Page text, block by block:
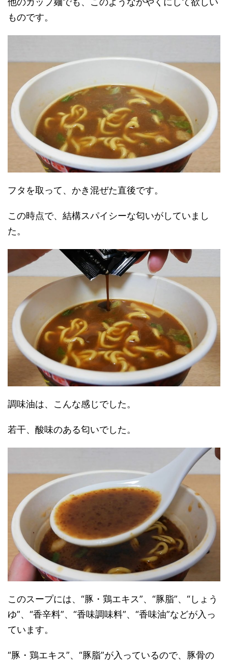
ものです。
フタを取って、かき混ぜた直後です。
この時点で、結構スパイシーな匂いがしていまし
た。
調味油は、こんな感じでした。
若干、酸味のある匂いでした。
このスープには、“豚・鶏エキス”、“豚脂”、“しょう
ゆ”、“香辛料”、“香味調味料”、“香味油”などが入っ
ています。
“豚・鶏エキス”、“豚脂”が入っているので、豚骨の